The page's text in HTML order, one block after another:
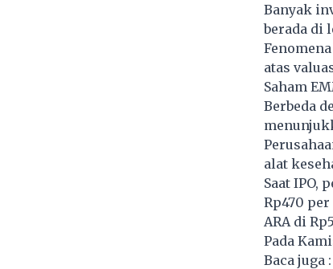
Banyak
berada di
atas
Saham
Berbeda
alat
Saat IPO,
Rp470
ARA di
Pada
Baca juga :